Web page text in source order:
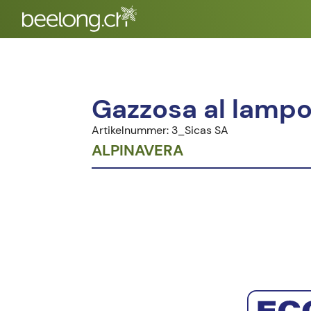
Gazzosa al
Artikelnummer: 3_Sicas SA
ALPINAVERA